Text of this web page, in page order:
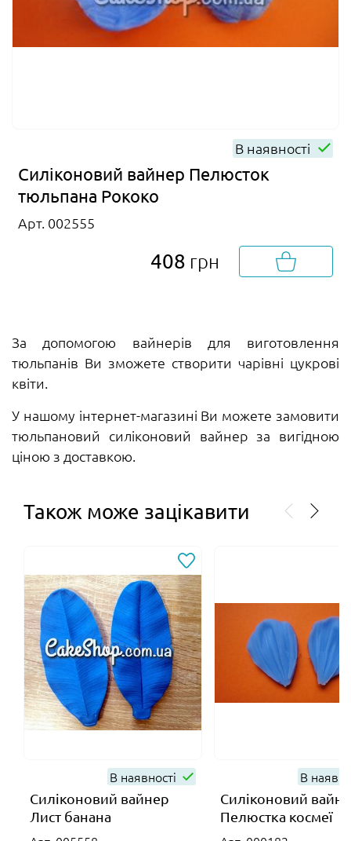
В наявності
Силіконовий вайнер Пелюсток
тюльпана Рококо
Арт. 002555
408 грн
За допомогою вайнерів для виготовлення
тюльпанів Ви зможете створити чарівні цукрові
квіти.
У нашому інтернет-магазині Ви можете замовити
тюльпановий силіконовий вайнер за вигідною
ціною з доставкою.
Також може зацікавити
В наявності
Силіконовий вайнер
Лист банана
В
Силіконовий
Пелюстка космеї